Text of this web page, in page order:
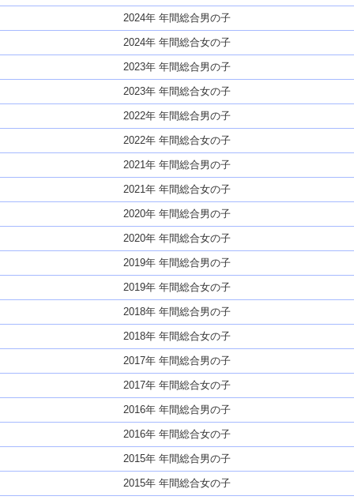
2024年 年間総合男の子
2024年 年間総合女の子
2023年 年間総合男の子
2023年 年間総合女の子
2022年 年間総合男の子
2022年 年間総合女の子
2021年 年間総合男の子
2021年 年間総合女の子
2020年 年間総合男の子
2020年 年間総合女の子
2019年 年間総合男の子
2019年 年間総合女の子
2018年 年間総合男の子
2018年 年間総合女の子
2017年 年間総合男の子
2017年 年間総合女の子
2016年 年間総合男の子
2016年 年間総合女の子
2015年 年間総合男の子
2015年 年間総合女の子